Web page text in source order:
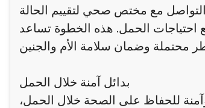
احتياجات الحمل. هذه الخطوة تساعد
بدائل آمنة خلال الحمل
للحفاظ على الصحة خلال الحمل،